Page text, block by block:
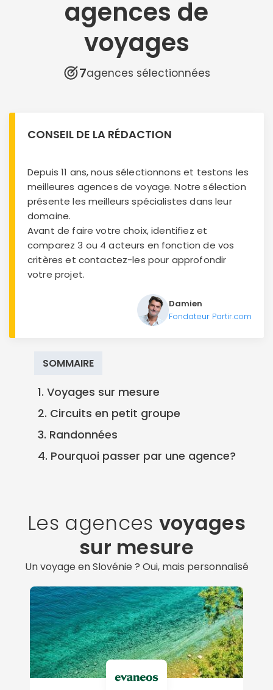
agences de
voyages
7agences sélectionnées
CONSEIL DE LA RÉDACTION
Depuis 11 ans, nous sélectionnons et testons les
meilleures agences de voyage. Notre sélection
présente les meilleurs spécialistes dans leur
domaine.
Avant de faire votre choix, identifiez et
comparez 3 ou 4 acteurs en fonction de vos
critères et contactez-les pour approfondir
votre projet.
Damien
Fondateur Partir.com
SOMMAIRE
1. Voyages sur mesure
2. Circuits en petit groupe
3. Randonnées
4. Pourquoi passer par une agence?
Les agences voyages
sur mesure
Un voyage en Slovénie ? Oui, mais personnalisé